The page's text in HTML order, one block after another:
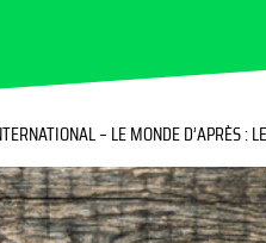
– LE MONDE D’APRÈS :